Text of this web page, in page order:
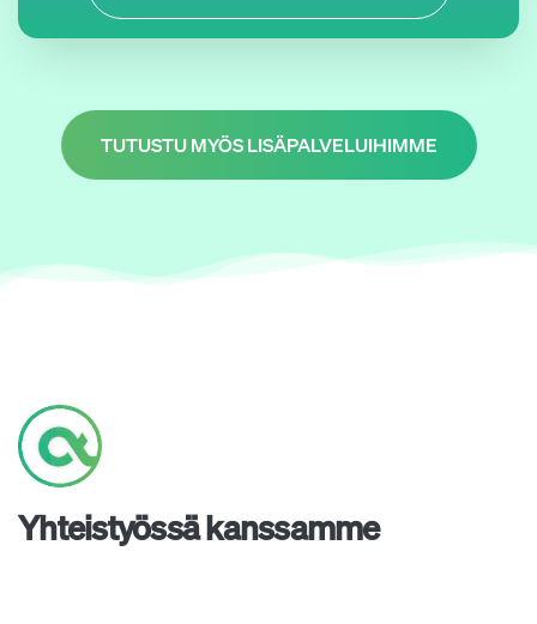
TUTUSTU MYÖS LISÄPALVELUIHIMME
Yhteistyössä kanssamme